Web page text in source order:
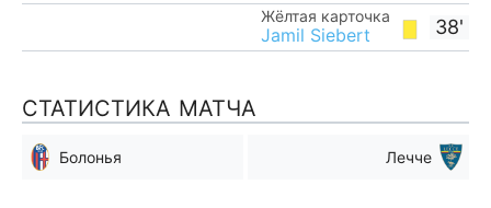
38'
Жёлтая карточка
Jamil Siebert
СТАТИСТИКА МАТЧА
Болонья Лечче